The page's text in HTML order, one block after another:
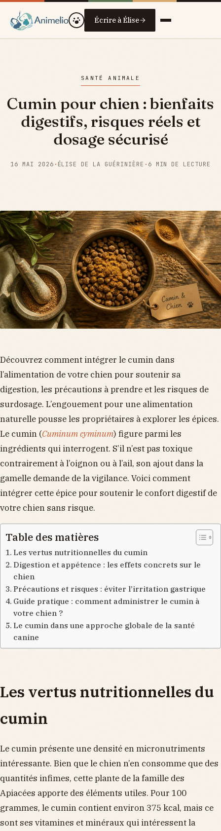
Écrire à Élise
SANTÉ ANIMALE
Cumin pour chien : bienfaits
digestifs, risques réels et
dosage sécurisé
16 MAI 2026 · ÉLISE DE LA GUÉRINIÈRE · 6 MIN DE LECTURE
Découvrez comment intégrer le cumin dans
l’alimentation de votre chien pour soutenir sa
digestion, les précautions à prendre et les risques de
surdosage. L’engouement pour une alimentation
naturelle pousse les propriétaires à explorer les épices.
Le cumin (Cuminum cyminum) figure parmi les
ingrédients qui interrogent. S’il n’est pas toxique
contrairement à l’oignon ou à l’ail, son ajout dans la
gamelle demande de la vigilance. Voici comment
intégrer cette épice pour soutenir le confort digestif de
votre chien sans risque.
Table des matières
Les vertus nutritionnelles du cumin
Digestion et appétence : les effets concrets sur le
chien
Précautions et risques : éviter l’irritation gastrique
Guide pratique : comment administrer le cumin à
votre chien ?
Le cumin dans une approche globale de la santé
canine
Les vertus nutritionnelles du
cumin
Le cumin présente une densité en micronutriments
intéressante. Bien que le chien n’en consomme que des
quantités infimes, cette plante de la famille des
Apiacées apporte des éléments utiles. Pour 100
grammes, le cumin contient environ 375 kcal, mais ce
sont ses vitamines et minéraux qui intéressent la